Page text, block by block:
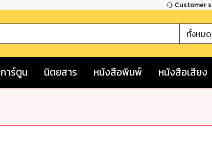
Customer
ทั้งหมด
การ์ตูน นิตยสาร หนังสือพิมพ์ หนังสือเสียง